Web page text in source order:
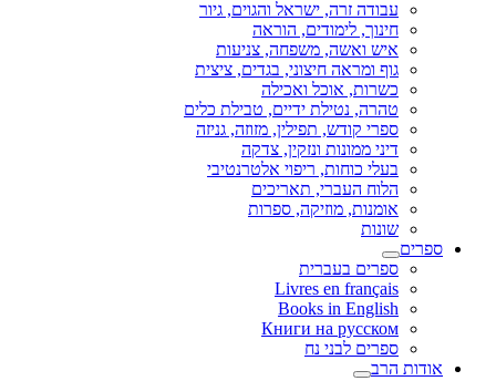
עבודה זרה, ישראל והגוים, גיור
חינוך, לימודים, הוראה
איש ואשה, משפחה, צניעות
גוף ומראה חיצוני, בגדים, ציצית
כשרות, אוכל ואכילה
טהרה, נטילת ידיים, טבילת כלים
ספרי קודש, תפילין, מזוזה, גניזה
דיני ממונות ונזקין, צדקה
בעלי כוחות, ריפוי אלטרנטיבי
הלוח העברי, תאריכים
אומנות, מוזיקה, ספרות
שונות
ספרים
ספרים בעברית
Livres en français
Books in English
Книги на русском
ספרים לבני נח
אודות הרב